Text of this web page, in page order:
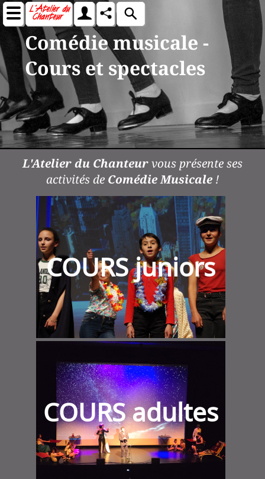
Comédie musicale -
Cours et spectacles
L'Atelier du Chanteurvous présente ses
activités de Comédie Musicale !
COURS juniors
COURS adultes